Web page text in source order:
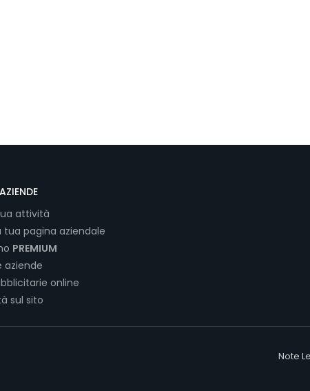
attività
tua pagina aziendale
PREMIUM
aziende
online
sul sito
Note